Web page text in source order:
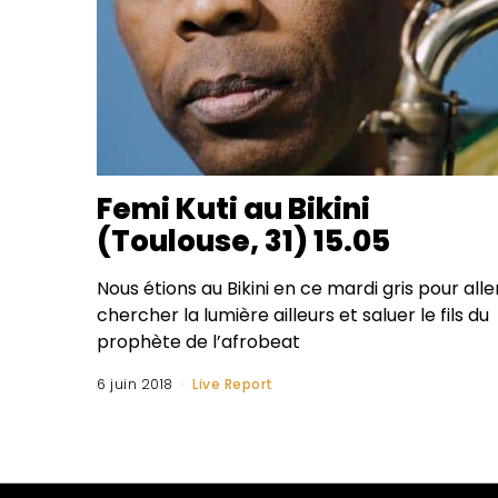
Femi Kuti au Bikini
(Toulouse, 31) 15.05
Nous étions au Bikini en ce mardi gris pour
chercher la lumière ailleurs et saluer le fils du
prophète de l’afrobeat
6 juin 2018 Live Report